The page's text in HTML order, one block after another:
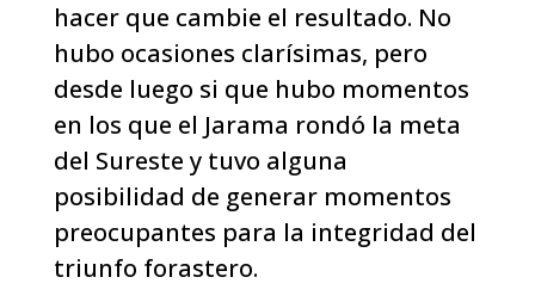
hacer que cambie el resultado. No
hubo ocasiones clarísimas, pero
desde luego si que hubo momentos
en los que el Jarama rondó la meta
del Sureste y tuvo alguna
posibilidad de generar momentos
preocupantes para la integridad del
triunfo forastero.